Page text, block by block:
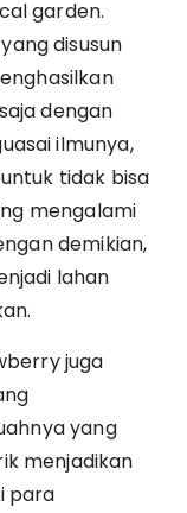
garden.
disusun
dengan
ilmunya,
tidak bisa
mengalami
demikian,
lahan
juga
yang
menjadikan
para